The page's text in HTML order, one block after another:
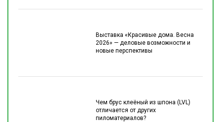
Выставка «Красивые дома. Весна
2026» — деловые возможности и
новые перспективы
Чем брус клеёный из шпона (LVL)
отличается от других
пиломатериалов?